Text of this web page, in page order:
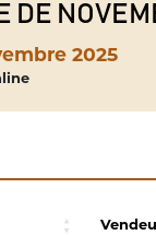
DE
2025